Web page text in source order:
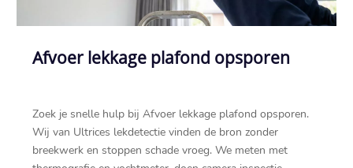
Afvoer lekkage plafond opsporen
Zoek je snelle hulp bij Afvoer lekkage plafond opsporen.
Wij van Ultrices lekdetectie vinden de bron zonder
breekwerk en stoppen schade vroeg. We meten met